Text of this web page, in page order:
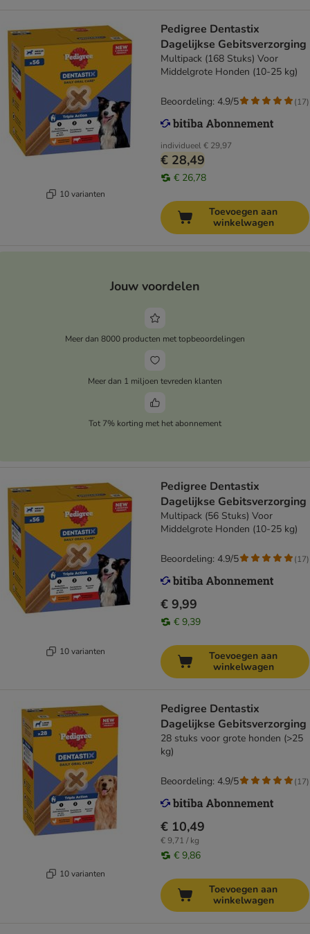
10 varianten
Pedigree Dentastix
Dagelijkse Gebitsverzorging
Multipack (168 Stuks) Voor
Middelgrote Honden (10-25 kg)
individueel€ 29,97
€ 28,49
€ 26,78
Beoordeling: 4.9/5 (17)
Toevoegen aan
winkelwagen
Jouw voordelen
Meer dan 8000 producten met topbeoordelingen
Meer dan 1 miljoen tevreden klanten
Tot 7% korting met het abonnement
10 varianten
Pedigree Dentastix
Dagelijkse Gebitsverzorging
Multipack (56 Stuks) Voor
Middelgrote Honden (10-25 kg)
€ 9,99
€ 9,39
Beoordeling: 4.9/5 (17)
Toevoegen aan
winkelwagen
10 varianten
Pedigree Dentastix
Dagelijkse Gebitsverzorging
28 stuks voor grote honden (>25
kg)
€ 10,49
€ 9,71 / kg
€ 9,86
Beoordeling: 4.9/5 (17)
Toevoegen aan
winkelwagen